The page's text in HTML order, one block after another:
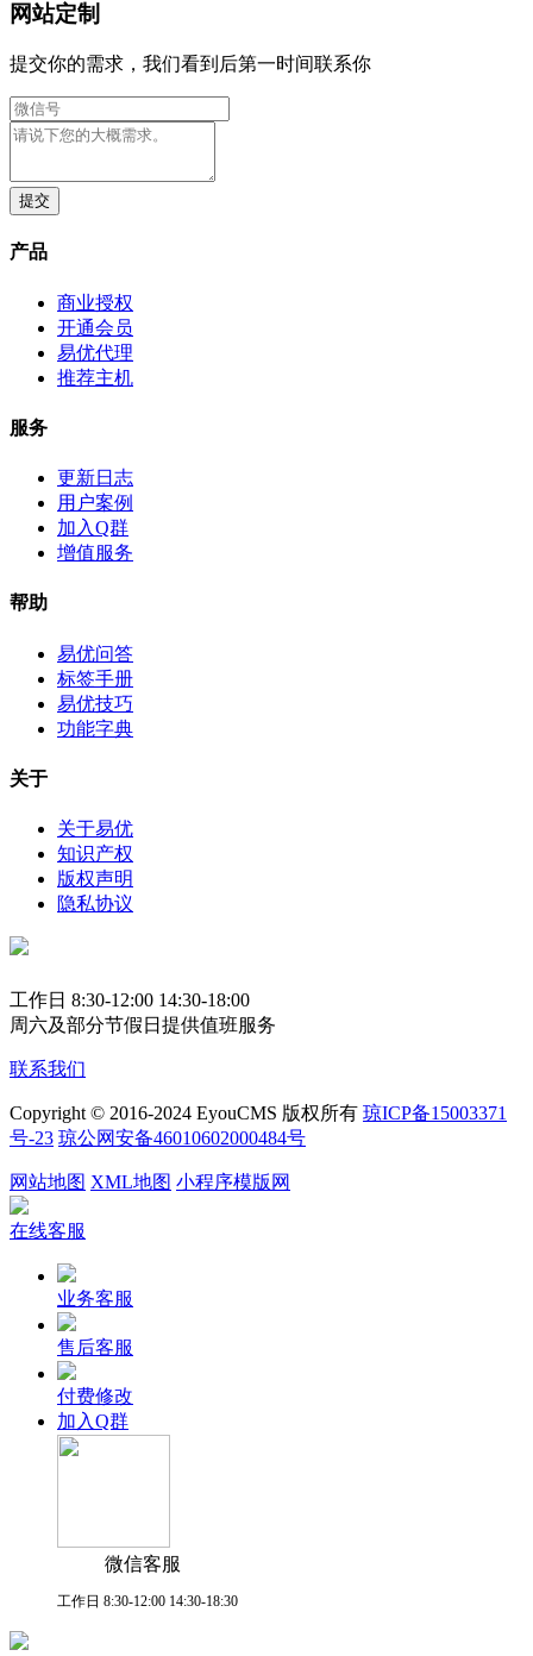
网站定制
提交你的需求，我们看到后第一时间联系你
产品
商业授权
开通会员
易优代理
推荐主机
服务
更新日志
用户案例
加入Q群
增值服务
帮助
易优问答
标签手册
易优技巧
功能字典
关于
关于易优
知识产权
版权声明
隐私协议
工作日 8:30-12:00 14:30-18:00
周六及部分节假日提供值班服务
联系我们
Copyright © 2016-2024 EyouCMS 版权所有 琼ICP备15003371
号-23 琼公网安备46010602000484号
网站地图 XML地图 小程序模版网
在线客服
业务客服
售后客服
付费修改
加入Q群
微信客服
工作日 8:30-12:00 14:30-18:30